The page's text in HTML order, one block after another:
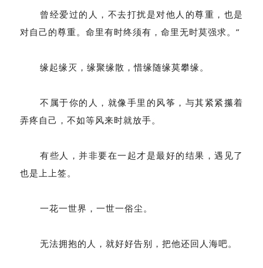
曾经爱过的人，不去打扰是对他人的尊重，也是
对自己的尊重。命里有时终须有，命里无时莫强求。”
缘起缘灭，缘聚缘散，惜缘随缘莫攀缘。
不属于你的人，就像手里的风筝，与其紧紧攥着
弄疼自己，不如等风来时就放手。
有些人，并非要在一起才是最好的结果，遇见了
也是上上签。
一花一世界，一世一俗尘。
无法拥抱的人，就好好告别，把他还回人海吧。